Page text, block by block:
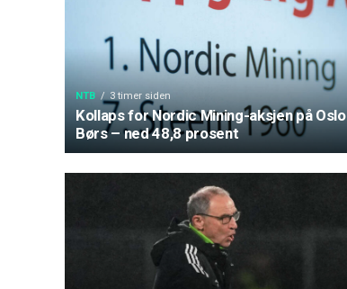
NTB 3 timer siden
Kollaps for Nordic Mining-aksjen på Oslo
Børs – ned 48,8 prosent